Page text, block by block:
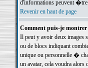
d'informations peuvent
Revenir en haut de page
Comment puis-je montrer
Il peut y avoir deux images
ou de blocs indiquant
unique ou personnelle �
un avatar, cela voudra